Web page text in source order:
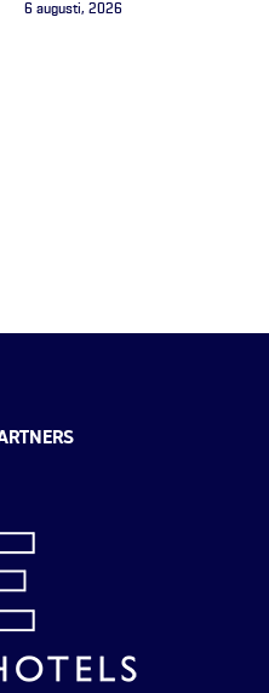
6 augusti, 2026